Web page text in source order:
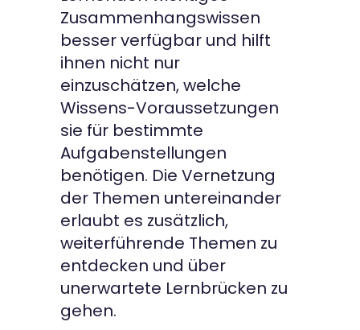
Zusammenhangswissen
besser verfügbar und hilft
ihnen nicht nur
einzuschätzen, welche
Wissens-Voraussetzungen
sie für bestimmte
Aufgabenstellungen
benötigen. Die Vernetzung
der Themen untereinander
erlaubt es zusätzlich,
weiterführende Themen zu
entdecken und über
unerwartete Lernbrücken zu
gehen.